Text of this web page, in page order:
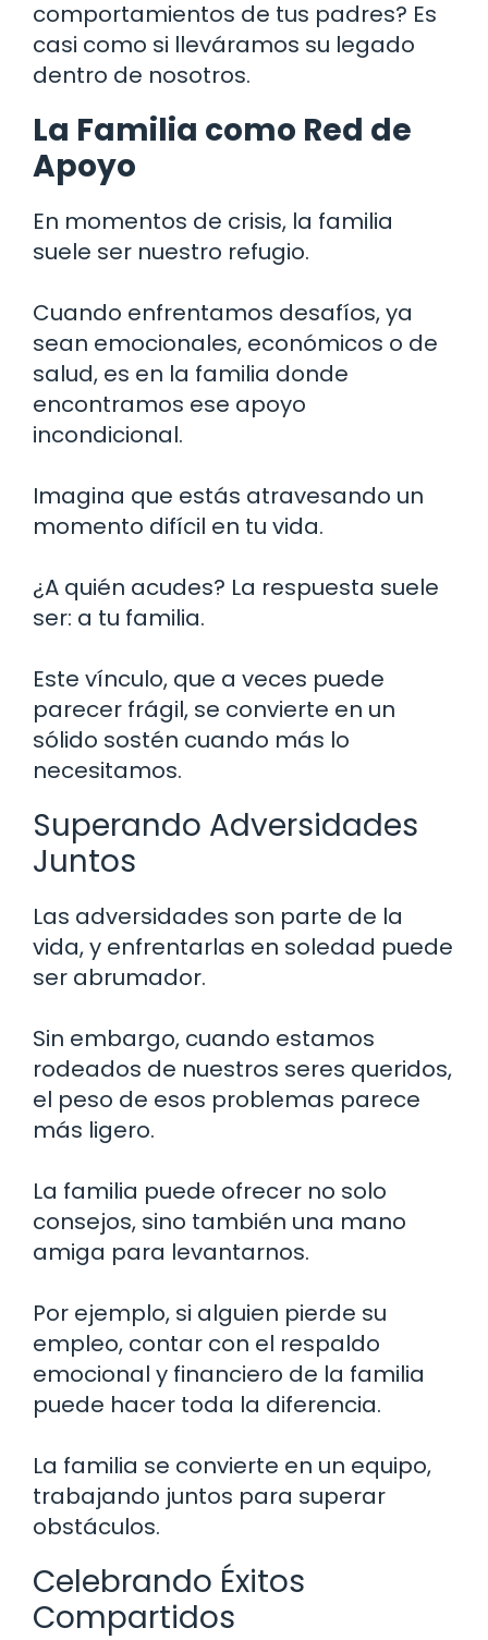
comportamientos de tus padres? Es
casi como si lleváramos su legado
dentro de nosotros.
La Familia como Red de
Apoyo
En momentos de crisis, la familia
suele ser nuestro refugio.
Cuando enfrentamos desafíos, ya
sean emocionales, económicos o de
salud, es en la familia donde
encontramos ese apoyo
incondicional.
Imagina que estás atravesando un
momento difícil en tu vida.
¿A quién acudes? La respuesta suele
ser: a tu familia.
Este vínculo, que a veces puede
parecer frágil, se convierte en un
sólido sostén cuando más lo
necesitamos.
Superando Adversidades
Juntos
Las adversidades son parte de la
vida, y enfrentarlas en soledad puede
ser abrumador.
Sin embargo, cuando estamos
rodeados de nuestros seres queridos,
el peso de esos problemas parece
más ligero.
La familia puede ofrecer no solo
consejos, sino también una mano
amiga para levantarnos.
Por ejemplo, si alguien pierde su
empleo, contar con el respaldo
emocional y financiero de la familia
puede hacer toda la diferencia.
La familia se convierte en un equipo,
trabajando juntos para superar
obstáculos.
Celebrando Éxitos
Compartidos